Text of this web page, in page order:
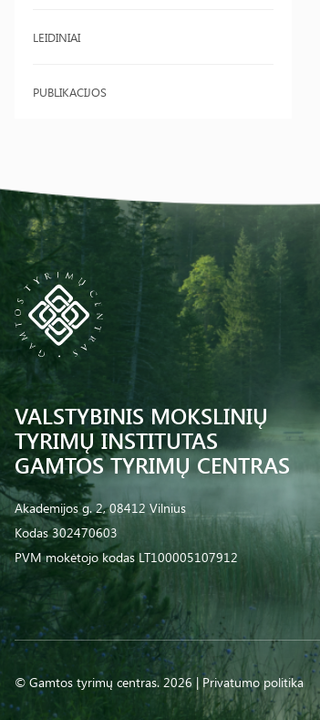
LEIDINIAI
PUBLIKACIJOS
VALSTYBINIS MOKSLINIŲ
TYRIMŲ INSTITUTAS
GAMTOS TYRIMŲ CENTRAS
Akademijos g. 2, 08412 Vilnius
Kodas 302470603
PVM mokėtojo kodas LT100005107912
© Gamtos tyrimų centras. 2026 | Privatumo politika